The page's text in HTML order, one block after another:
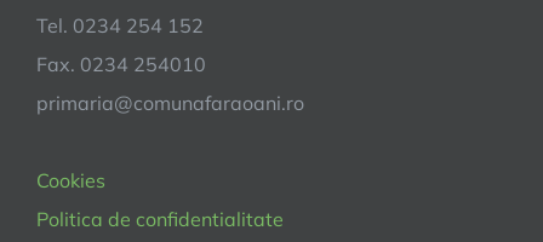
Tel. 0234 254 152
Fax. 0234 254010
primaria@comunafaraoani.ro
Cookies
Politica de confidentialitate